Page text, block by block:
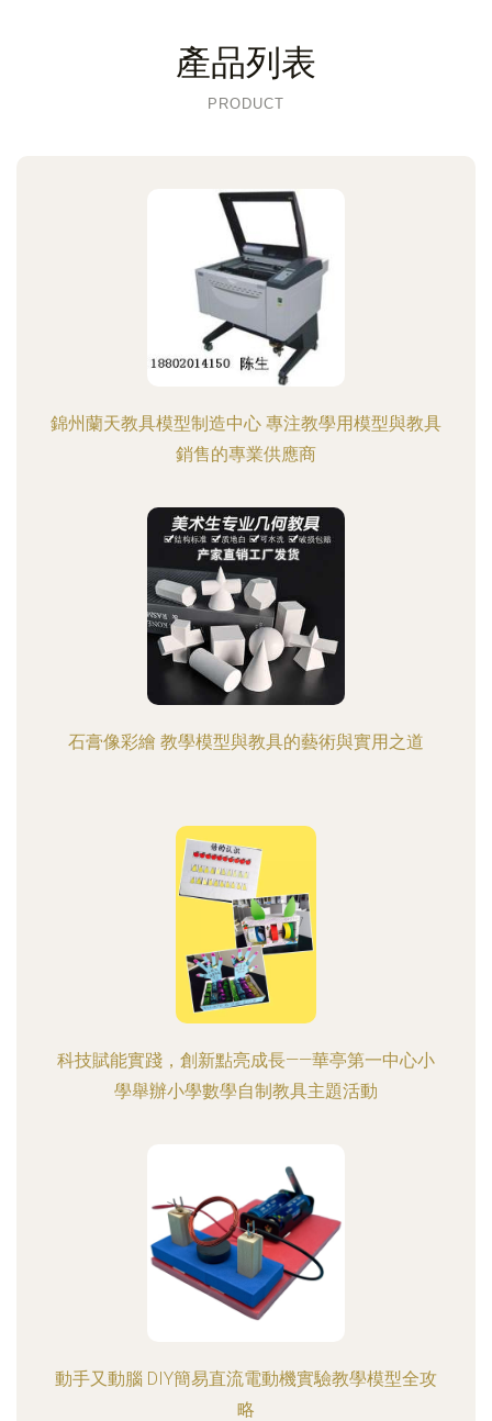
產品列表
PRODUCT
錦州蘭天教具模型制造中心 專注教學用模型與教具
銷售的專業供應商
石膏像彩繪 教學模型與教具的藝術與實用之道
科技賦能實踐，創新點亮成長——華亭第一中心小
學舉辦小學數學自制教具主題活動
動手又動腦 DIY簡易直流電動機實驗教學模型全攻
略